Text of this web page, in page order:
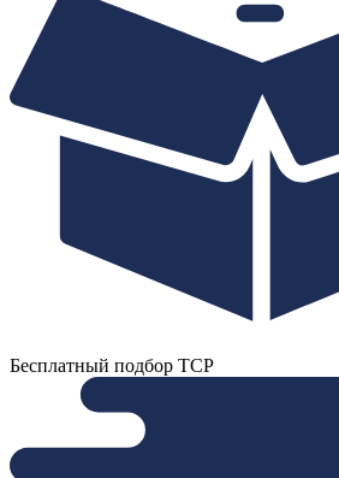
Бесплатный подбор ТСР